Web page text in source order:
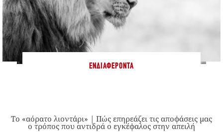
ΕΝΔΙΑΦΈΡΟΝΤΑ
Το «αόρατο λιοντάρι» | Πώς επηρεάζει τις αποφάσεις μας
ο τρόπος που αντιδρά ο εγκέφαλος στην απειλή